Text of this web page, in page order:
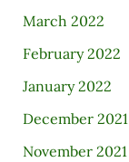
March 2022
February 2022
January 2022
December 2021
November 2021